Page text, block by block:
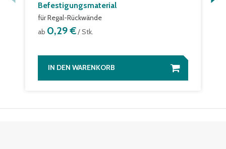
Befestigungsmaterial
für Regal-Rückwände
ab 0,29 €/ Stk.
IN DEN WARENKORB